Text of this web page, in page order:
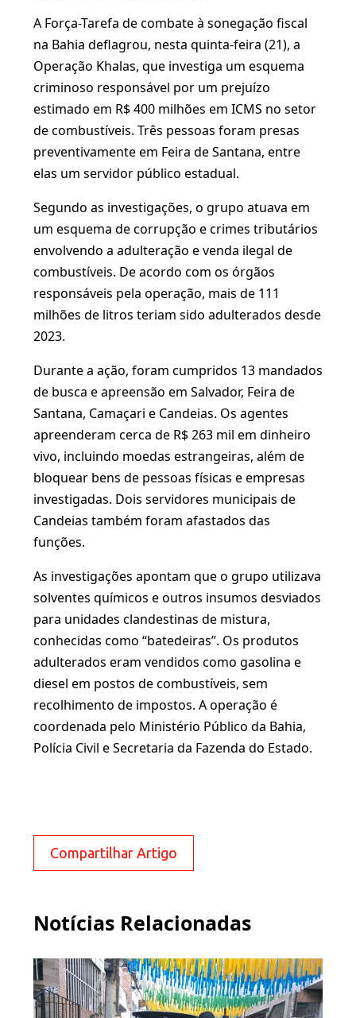
A Força-Tarefa de combate à sonegação fiscal
na Bahia deflagrou, nesta quinta-feira (21), a
Operação Khalas, que investiga um esquema
criminoso responsável por um prejuízo
estimado em R$ 400 milhões em ICMS no setor
de combustíveis. Três pessoas foram presas
preventivamente em Feira de Santana, entre
elas um servidor público estadual.
Segundo as investigações, o grupo atuava em
um esquema de corrupção e crimes tributários
envolvendo a adulteração e venda ilegal de
combustíveis. De acordo com os órgãos
responsáveis pela operação, mais de 111
milhões de litros teriam sido adulterados desde
2023.
Durante a ação, foram cumpridos 13 mandados
de busca e apreensão em Salvador, Feira de
Santana, Camaçari e Candeias. Os agentes
apreenderam cerca de R$ 263 mil em dinheiro
vivo, incluindo moedas estrangeiras, além de
bloquear bens de pessoas físicas e empresas
investigadas. Dois servidores municipais de
Candeias também foram afastados das
funções.
As investigações apontam que o grupo utilizava
solventes químicos e outros insumos desviados
para unidades clandestinas de mistura,
conhecidas como “batedeiras”. Os produtos
adulterados eram vendidos como gasolina e
diesel em postos de combustíveis, sem
recolhimento de impostos. A operação é
coordenada pelo Ministério Público da Bahia,
Polícia Civil e Secretaria da Fazenda do Estado.
Compartilhar Artigo
Notícias Relacionadas